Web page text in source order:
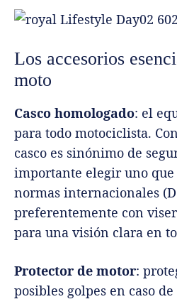
Los accesorios
moto
Casco homologado: el
para todo motociclista.
casco es sinónimo de
importante elegir uno
normas internacionales
preferentemente con
para una visión clara en
Protector de motor:
posibles golpes en caso